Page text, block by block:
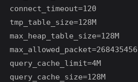
connect_timeout=120
tmp_table_size=128M
max_heap_table_size=128M
max_allowed_packet=268435456
query_cache_limit=4M
query_cache_size=128M